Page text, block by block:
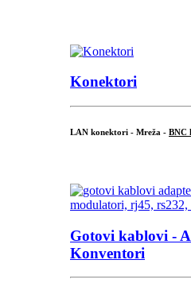
Konektori
LAN konektori - Mreža - BNC
Gotovi kablovi -
Konventori